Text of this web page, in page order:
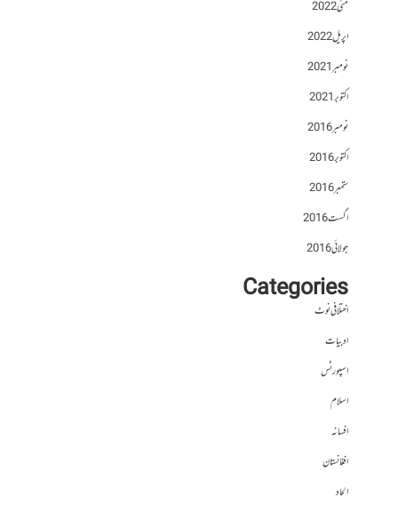
مئی 2022
اپریل 2022
نومبر 2021
اکتوبر 2021
نومبر 2016
اکتوبر 2016
ستمبر 2016
اگست 2016
جولائی 2016
Categories
اختلافی نوٹ
ادبیات
اسپورٹس
اسلام
افسانہ
افغانستان
الحاد